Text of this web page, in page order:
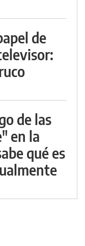
de
de las
en la
qué es